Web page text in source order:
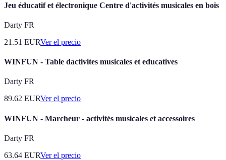
Jeu éducatif et électronique Centre d'activités musicales en bois
Darty FR
21.51 EURVer el precio
WINFUN - Table dactivites musicales et educatives
Darty FR
89.62 EURVer el precio
WINFUN - Marcheur - activités musicales et accessoires
Darty FR
63.64 EURVer el precio